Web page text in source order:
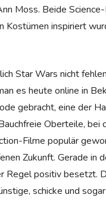
Moss. Beide
Kostümen inspiriert
Star Wars nicht
es heute online in
gebracht, eine der
Oberteile, bei
Filme populär
Zukunft. Gerade in
Regel positiv besetzt.
schicke und